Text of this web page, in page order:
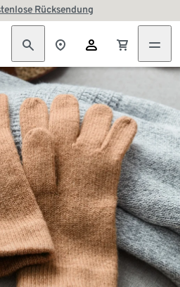
Rücksendung